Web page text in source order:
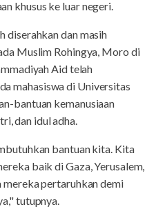
khusus ke luar negeri.
diserahkan dan masih
Muslim Rohingya, Moro di
Aid telah
mahasiswa di Universitas
bantuan kemanusiaan
dan idul adha.
bantuan kita. Kita
baik di Gaza, Yerusalem,
mereka pertaruhkan demi
tutupnya.